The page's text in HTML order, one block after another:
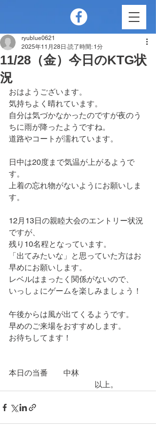
11/28（金）今日のKTG状
況
ryublue0621
2025年11月28日 読了時間: 1分
おはようございます。
気持ちよく晴れています。
自分は気づかなかったのですが夜のう
ちに雨が降ったようですね。
道路やコートが濡れています。
日中は20度まで気温が上がるようで
す。
上着の忘れ物がないようにお願いしま
す。
12月13日の親睦大会のエントリー状況
ですが、
残り10名程となっています。
「出てみたいな」と思っていた方はお
早めにお願いします。
レベルはまったく関係がないので、
いっしょにゲームを楽しみましょう！
午後からは風が出てくるようです。
早めのご来場をおすすめします。
お待ちしてます！
本日の当番　　中林
以上。